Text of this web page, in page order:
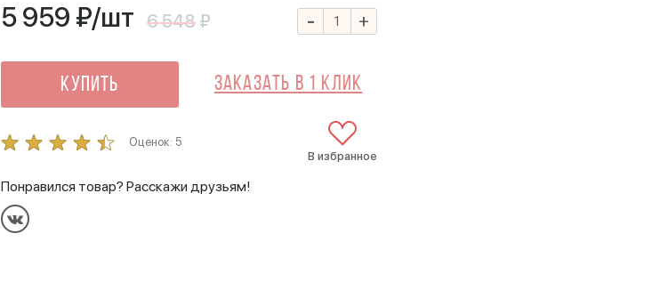
5 959 ₽/шт 6 548 ₽ - +
Купить Заказать в 1 клик
Оценок: 5
В избранное
Понравился товар? Расскажи друзьям!